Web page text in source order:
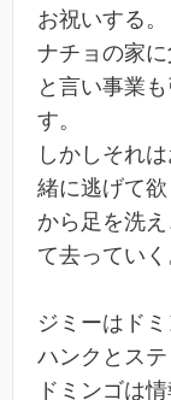
お祝いする。
ナチョの家
と言い事業
す。
しかしそれ
緒に逃げて
から足を洗
て去っていく
ジミーはド
ハンクとステ
ドミンゴは